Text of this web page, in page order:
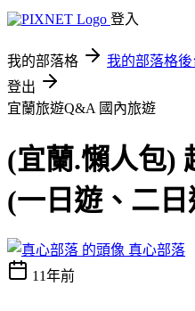
登入
我的部落格 我的部落格後
登出
宜蘭旅遊Q&A 國內旅遊
(宜蘭.懶人包)
(一日遊、二日
真心部落
11年前